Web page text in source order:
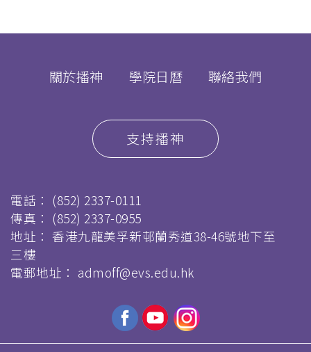
關於播神 學院日曆 聯絡我們
支持播神
電話： (852) 2337-0111
傳真： (852) 2337-0955
地址： 香港九龍美孚新邨蘭秀道38-46號地下至
三樓
電郵地址： admoff@evs.edu.hk